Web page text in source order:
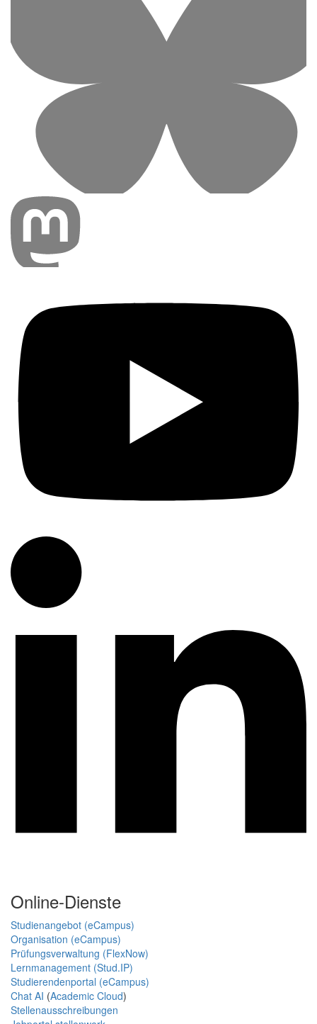
Online-Dienste
Studienangebot (eCampus)
Organisation (eCampus)
Prüfungsverwaltung (FlexNow)
Lernmanagement (Stud.IP)
Studierendenportal (eCampus)
Chat AI (Academic Cloud)
Stellenausschreibungen